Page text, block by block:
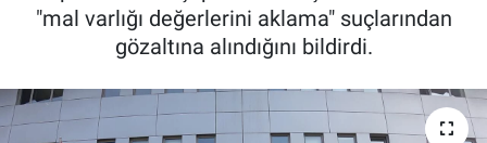
"mal varlığı değerlerini aklama" suçlarından
gözaltına alındığını bildirdi.